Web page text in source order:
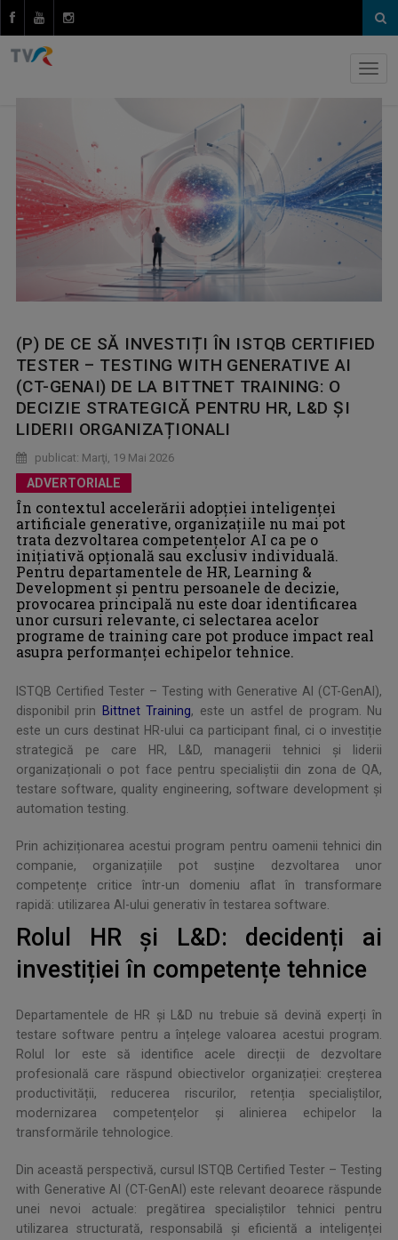
(P) DE CE SĂ INVESTIȚI ÎN ISTQB CERTIFIED
TESTER – TESTING WITH GENERATIVE AI
(CT-GENAI) DE LA BITTNET TRAINING: O
DECIZIE STRATEGICĂ PENTRU HR, L&D ȘI
LIDERII ORGANIZAȚIONALI
publicat: Marţi, 19 Mai 2026
ADVERTORIALE
În contextul accelerării adopției inteligenței
artificiale generative, organizațiile nu mai pot
trata dezvoltarea competențelor AI ca pe o
inițiativă opțională sau exclusiv individuală.
Pentru departamentele de HR, Learning &
Development și pentru persoanele de decizie,
provocarea principală nu este doar identificarea
unor cursuri relevante, ci selectarea acelor
programe de training care pot produce impact real
asupra performanței echipelor tehnice.
ISTQB Certified Tester – Testing with Generative AI (CT-GenAI),
disponibil prin
Bittnet Training, este un astfel de program. Nu
este un curs destinat HR-ului ca participant final, ci o investiție
strategică pe care HR, L&D, managerii tehnici și liderii
organizaționali o pot face pentru specialiștii din zona de QA,
testare software, quality engineering, software development și
automation testing.
Prin achiziționarea acestui program pentru oamenii tehnici din
companie, organizațiile pot susține dezvoltarea unor
competențe critice într-un domeniu aflat în transformare
rapidă: utilizarea AI-ului generativ în testarea software.
Rolul HR și L&D: decidenți ai
investiției în competențe tehnice
Departamentele de HR și L&D nu trebuie să devină experți în
testare software pentru a înțelege valoarea acestui program.
Rolul lor este să identifice acele direcții de dezvoltare
profesională care răspund obiectivelor organizației: creșterea
productivității, reducerea riscurilor, retenția specialiștilor,
modernizarea competențelor și alinierea echipelor la
transformările tehnologice.
Din această perspectivă, cursul ISTQB Certified Tester – Testing
with Generative AI (CT-GenAI) este relevant deoarece răspunde
unei nevoi actuale: pregătirea specialiștilor tehnici pentru
utilizarea structurată, responsabilă și eficientă a inteligenței